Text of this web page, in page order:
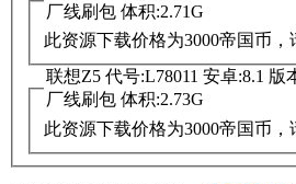
厂线刷包 体积:2.71G
此资源下载价格为3000帝国币，
联想Z5 代号:L78011 安卓:8.1 版
厂线刷包 体积:2.73G
此资源下载价格为3000帝国币，